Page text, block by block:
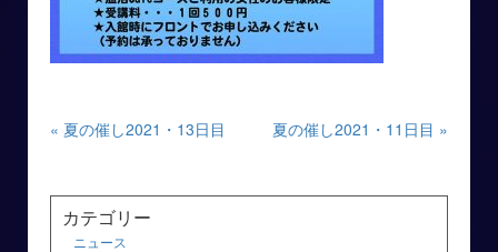
« 夏の催し2021・13日目 夏の催し2021・11日目 »
カテゴリー
ニュース